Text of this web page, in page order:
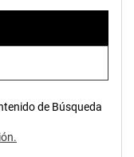
de Búsqueda